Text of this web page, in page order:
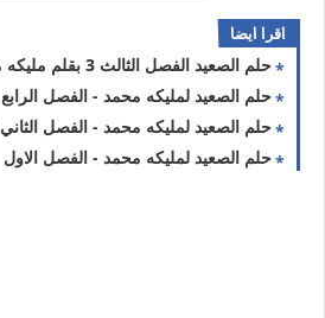
اقرا ايضا
حلم الصعيد الفصل الثالث 3 بقلم مليكه محمد
حلم الصعيد لمليكه محمد - الفصل الرابع
حلم الصعيد لمليكه محمد - الفصل الثاني 2
حلم الصعيد لمليكه محمد - الفصل الاول